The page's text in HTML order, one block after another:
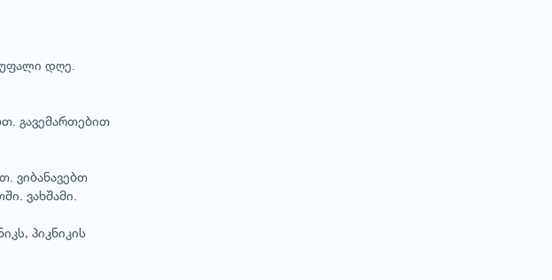
დღე.
გავემართებით
ვიბანავებთ
ვახშამი.
პიკნიკის